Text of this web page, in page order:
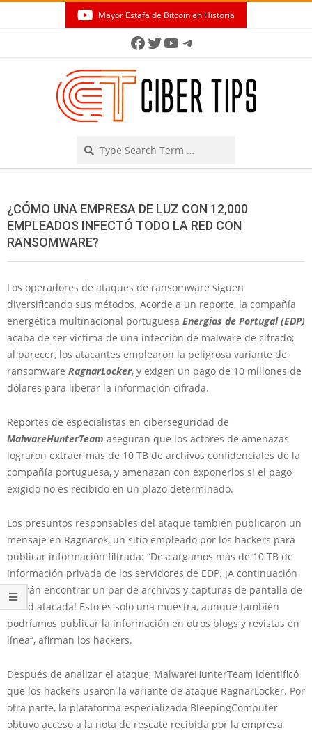
Mayor Estafa de Bitcoin en Historia
Facebook
Twitter
YouTube
Telegram
¿CÓMO UNA EMPRESA DE LUZ CON 12,000
EMPLEADOS INFECTÓ TODO LA RED CON
RANSOMWARE?
Los operadores de ataques de ransomware siguen
diversificando sus métodos. Acorde a un reporte, la compañía
energética multinacional portuguesa Energias de Portugal (EDP)
acaba de ser víctima de una infección de malware de cifrado;
al parecer, los atacantes emplearon la peligrosa variante de
ransomware RagnarLocker, y exigen un pago de 10 millones de
dólares para liberar la información cifrada.
Reportes de especialistas en ciberseguridad de
MalwareHunterTeam aseguran que los actores de amenazas
lograron extraer más de 10 TB de archivos confidenciales de la
compañía portuguesa, y amenazan con exponerlos si el pago
exigido no es recibido en un plazo determinado.
Los presuntos responsables del ataque también publicaron un
mensaje en Ragnarok, un sitio empleado por los hackers para
publicar información filtrada: “Descargamos más de 10 TB de
información privada de los servidores de EDP. ¡A continuación
podrán encontrar un par de archivos y capturas de pantalla de
la red atacada! Esto es solo una muestra, aunque también
podríamos publicar la información en otros blogs y revistas en
línea”, afirman los hackers.
Después de analizar el ataque, MalwareHunterTeam identificó
que los hackers usaron la variante de ataque RagnarLocker. Por
otra parte, la plataforma especializada BleepingComputer
obtuvo acceso a la nota de rescate recibida por la empresa